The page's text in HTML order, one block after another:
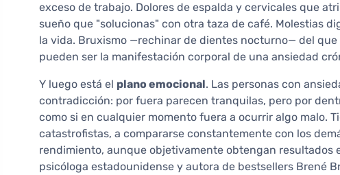
exceso de trabajo. Dolores de espalda y cervicales que
sueño que "solucionas" con otra taza de café. Molestias
la vida. Bruxismo —rechinar de dientes nocturno— del que
pueden ser la manifestación corporal de una ansiedad
Y luego está el plano emocional. Las personas con
contradicción: por fuera parecen tranquilas, pero por
como si en cualquier momento fuera a ocurrir algo malo.
catastrofistas, a compararse constantemente con los
rendimiento, aunque objetivamente obtengan resultados
psicóloga estadounidense y autora de bestsellers Brené